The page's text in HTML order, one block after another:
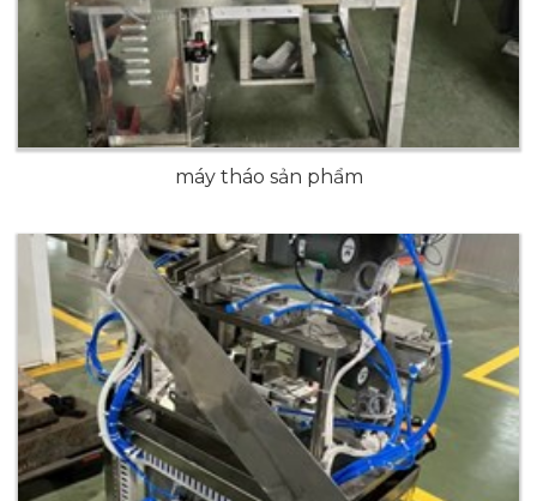
máy tháo sản phẩm